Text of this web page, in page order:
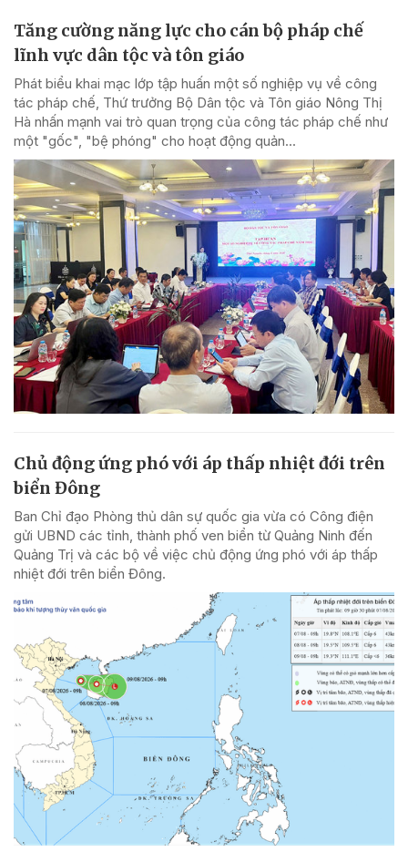
Tăng cường năng lực cho cán bộ pháp chế
lĩnh vực dân tộc và tôn giáo
Phát biểu khai mạc lớp tập huấn một số nghiệp vụ về công
tác pháp chế, Thứ trưởng Bộ Dân tộc và Tôn giáo Nông Thị
Hà nhấn mạnh vai trò quan trọng của công tác pháp chế như
một "gốc", "bệ phóng" cho hoạt động quản...
Chủ động ứng phó với áp thấp nhiệt đới trên
biển Đông
Ban Chỉ đạo Phòng thủ dân sự quốc gia vừa có Công điện
gửi UBND các tỉnh, thành phố ven biển từ Quảng Ninh đến
Quảng Trị và các bộ về việc chủ động ứng phó với áp thấp
nhiệt đới trên biển Đông.